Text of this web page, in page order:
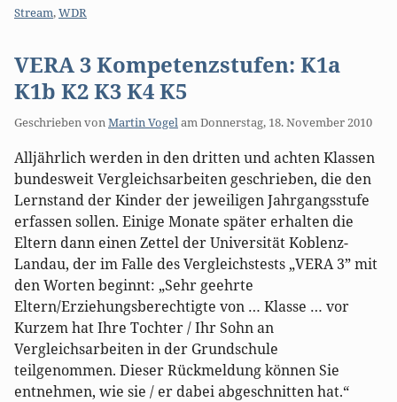
Stream,WDR
VERA 3 Kompetenzstufen: K1a
K1b K2 K3 K4 K5
Geschrieben vonMartin VogelamDonnerstag, 18. November 2010
Alljährlich werden in den dritten und achten Klassen
bundesweit Vergleichsarbeiten geschrieben, die den
Lernstand der Kinder der jeweiligen Jahrgangsstufe
erfassen sollen. Einige Monate später erhalten die
Eltern dann einen Zettel der Universität Koblenz-
Landau, der im Falle des Vergleichstests „VERA 3” mit
den Worten beginnt: „Sehr geehrte
Eltern/Erziehungsberechtigte von … Klasse … vor
Kurzem hat Ihre Tochter / Ihr Sohn an
Vergleichsarbeiten in der Grundschule
teilgenommen. Dieser Rückmeldung können Sie
entnehmen, wie sie / er dabei abgeschnitten hat.“